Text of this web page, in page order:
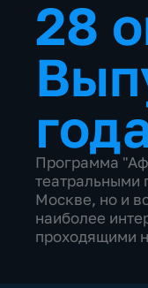
28
Программа
театральными
Москве, но и
наиболее
проходящими